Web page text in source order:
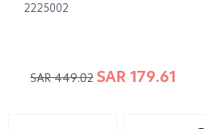
2225002
179.61 SAR
449.02 SAR